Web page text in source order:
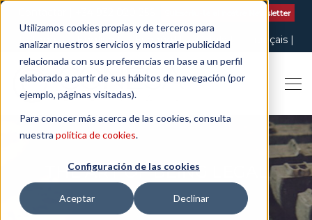
Utilizamos cookies propias y de terceros para
analizar nuestros servicios y mostrarle publicidad
relacionada con sus preferencias en base a un perfil
elaborado a partir de sus hábitos de navegación (por
ejemplo, páginas visitadas).
Para conocer más acerca de las cookies, consulta
nuestra política de cookies.
Configuración de las cookies
Aceptar Declinar
Subscriu-te al nostre Newsletter
Català
English Español Français
Italiano
THE ART OF BEING LEGAL